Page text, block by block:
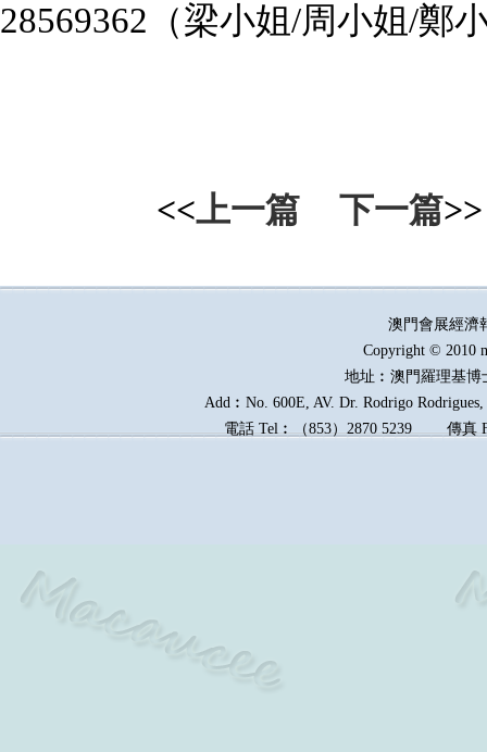
28569362 （梁小姐/周小姐/鄭
<<上一篇 下一篇>>
澳門會展經
Copyright © 2010
地址︰澳門羅理基博
Add︰No. 600E, AV. Dr. Rodrigo
電話 Tel︰（853）2870 5239傳真